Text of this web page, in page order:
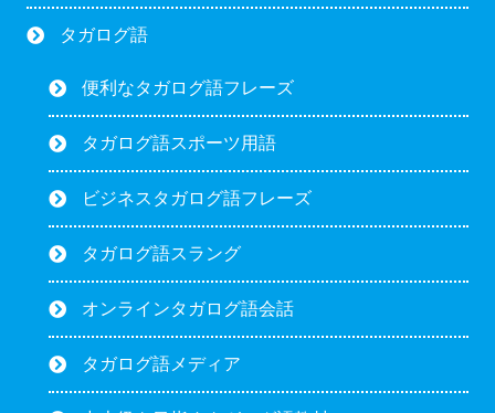
タガログ語
便利なタガログ語フレーズ
タガログ語スポーツ用語
ビジネスタガログ語フレーズ
タガログ語スラング
オンラインタガログ語会話
タガログ語メディア